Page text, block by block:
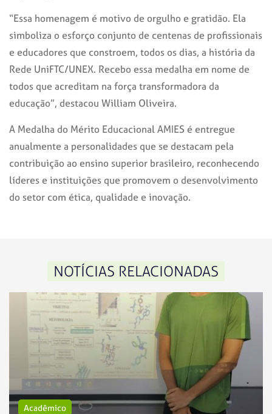
“Essa homenagem é motivo de orgulho e gratidão. Ela
simboliza o esforço conjunto de centenas de profissionais
e educadores que constroem, todos os dias, a história da
Rede UniFTC/UNEX. Recebo essa medalha em nome de
todos que acreditam na força transformadora da
educação”, destacou William Oliveira.
A Medalha do Mérito Educacional AMIES é entregue
anualmente a personalidades que se destacam pela
contribuição ao ensino superior brasileiro, reconhecendo
líderes e instituições que promovem o desenvolvimento
do setor com ética, qualidade e inovação.
NOTÍCIAS RELACIONADAS
Acadêmico